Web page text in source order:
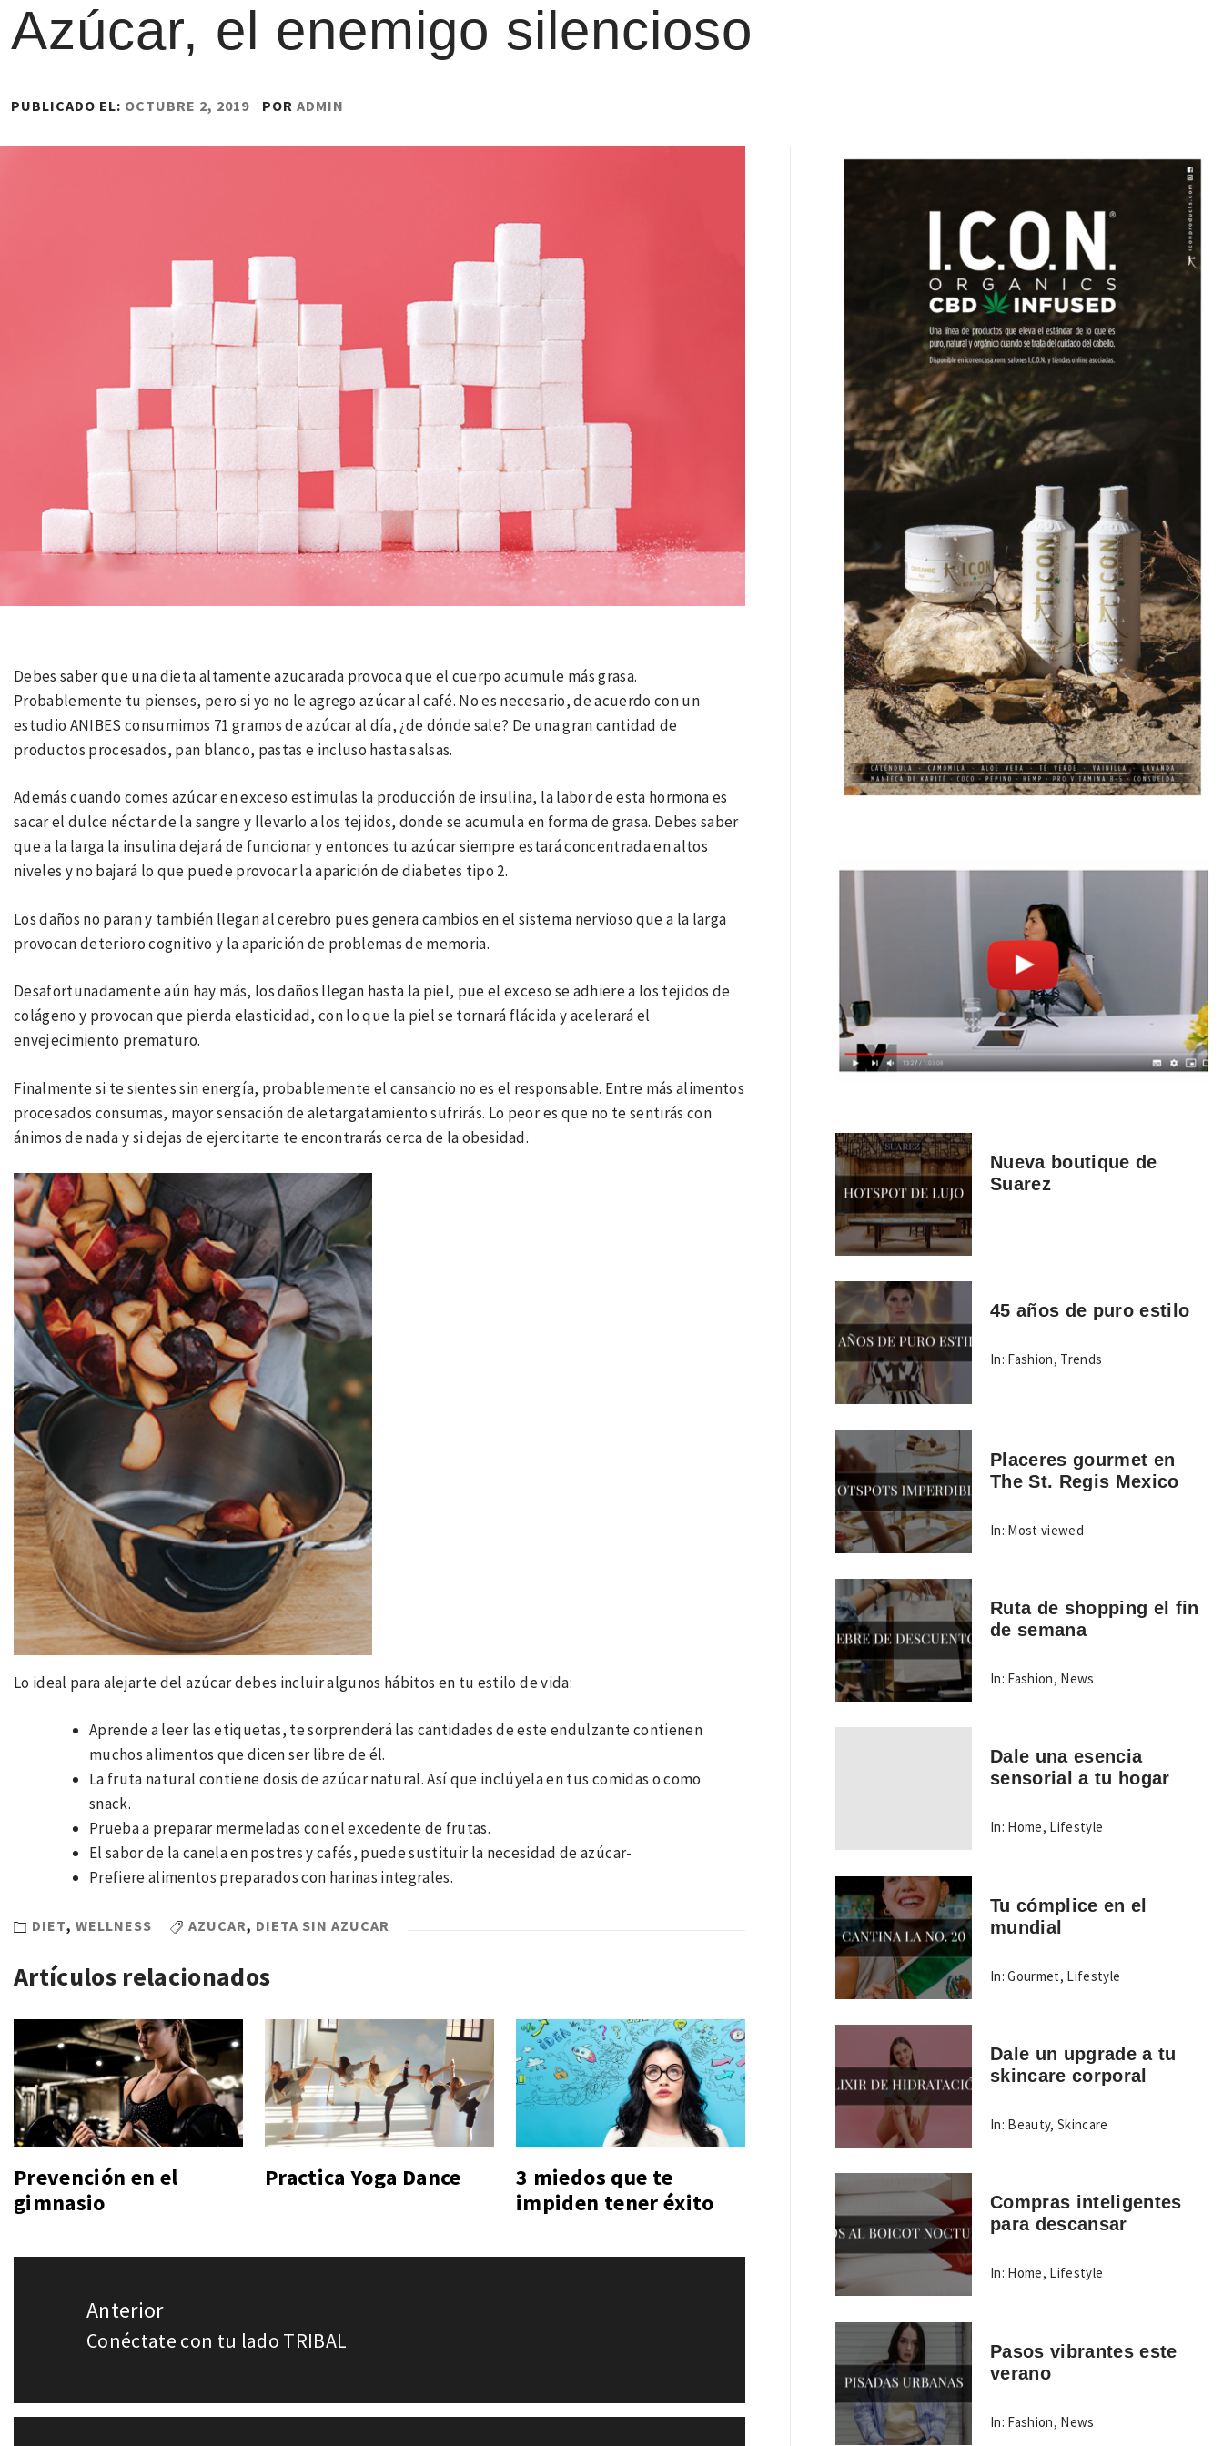
Azúcar, el enemigo silencioso
PUBLICADO EL: OCTUBRE 2, 2019 POR ADMIN
Debes saber que una dieta altamente azucarada provoca que el cuerpo acumule más grasa.
Probablemente tu pienses, pero si yo no le agrego azúcar al café. No es necesario, de acuerdo con un
estudio ANIBES consumimos 71 gramos de azúcar al día, ¿de dónde sale? De una gran cantidad de
productos procesados, pan blanco, pastas e incluso hasta salsas.
Además cuando comes azúcar en exceso estimulas la producción de insulina, la labor de esta hormona es
sacar el dulce néctar de la sangre y llevarlo a los tejidos, donde se acumula en forma de grasa. Debes saber
que a la larga la insulina dejará de funcionar y entonces tu azúcar siempre estará concentrada en altos
niveles y no bajará lo que puede provocar la aparición de diabetes tipo 2.
Los daños no paran y también llegan al cerebro pues genera cambios en el sistema nervioso que a la larga
provocan deterioro cognitivo y la aparición de problemas de memoria.
Desafortunadamente aún hay más, los daños llegan hasta la piel, pue el exceso se adhiere a los tejidos de
colágeno y provocan que pierda elasticidad, con lo que la piel se tornará flácida y acelerará el
envejecimiento prematuro.
Finalmente si te sientes sin energía, probablemente el cansancio no es el responsable. Entre más alimentos
procesados consumas, mayor sensación de aletargatamiento sufrirás. Lo peor es que no te sentirás con
ánimos de nada y si dejas de ejercitarte te encontrarás cerca de la obesidad.
Lo ideal para alejarte del azúcar debes incluir algunos hábitos en tu estilo de vida:
Aprende a leer las etiquetas, te sorprenderá las cantidades de este endulzante contienen
muchos alimentos que dicen ser libre de él.
La fruta natural contiene dosis de azúcar natural. Así que inclúyela en tus comidas o como
snack.
Prueba a preparar mermeladas con el excedente de frutas.
El sabor de la canela en postres y cafés, puede sustituir la necesidad de azúcar-
Prefiere alimentos preparados con harinas integrales.
DIET, WELLNESS AZUCAR, DIETA SIN AZUCAR
Artículos relacionados
Prevención en el
gimnasio
Practica Yoga Dance
3 miedos que te
impiden tener éxito
entradas
Anterior
Entrada
Conéctate con tu lado TRIBAL
Nueva boutique de
Suarez
45 años de puro estilo
In: Fashion, Trends
Placeres gourmet en
The St. Regis Mexico
In: Most viewed
Ruta de shopping el fin
de semana
In: Fashion, News
Dale una esencia
sensorial a tu hogar
In: Home, Lifestyle
Tu cómplice en el
mundial
In: Gourmet, Lifestyle
Dale un upgrade a tu
skincare corporal
In: Beauty,Skincare
Compras inteligentes
para descansar
In: Home, Lifestyle
Pasos vibrantes este
verano
In: Fashion, News